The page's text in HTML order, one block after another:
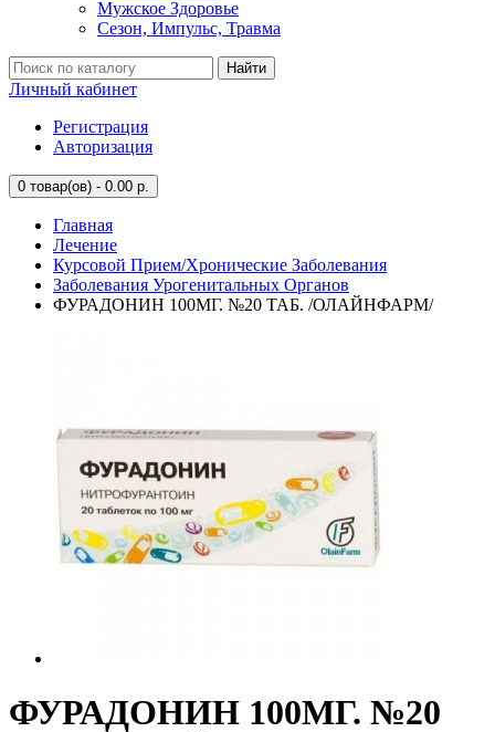
Мужское Здоровье
Сезон, Импульс, Травма
Найти
Личный кабинет
Регистрация
Авторизация
0 товар(ов) - 0.00 р.
Главная
Лечение
Курсовой Прием/Хронические Заболевания
Заболевания Урогенитальных Органов
ФУРАДОНИН 100МГ. №20 ТАБ. /ОЛАЙНФАРМ/
ФУРАДОНИН 100МГ. №20